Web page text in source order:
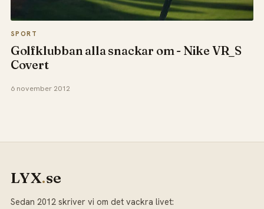
SPORT
Golfklubban alla snackar om - Nike VR_S
Covert
6 november 2012
LYX.se
Sedan 2012 skriver vi om det vackra livet: